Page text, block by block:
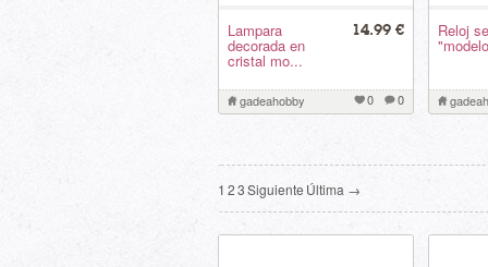
Lampara
decorada en
cristal mo...
14.99 €
gadeahobby 0 0
Reloj
1 23Siguiente Última →